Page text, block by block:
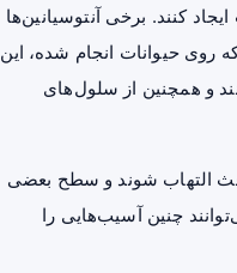
کنند. برخی آنتوسیانین‌ها
روی حیوانات انجام شده، این
و همچنین از سلول‌های
التهاب شوند و سطح بعضی
چنین آسیب‌هایی را